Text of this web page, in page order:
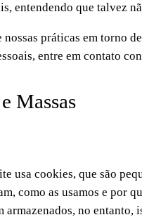
entendendo que talvez
práticas em torno
entre em contato
Massas
usa cookies, que são
como as usamos e por
no entanto,